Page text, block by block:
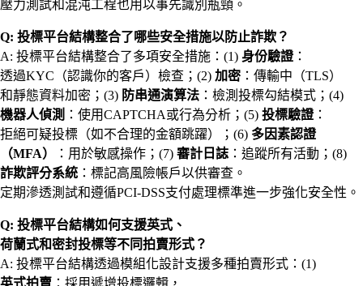
壓力測試和混沌工程也用以事先識別瓶頸。
Q: 投標平台結構整合了哪些安全措施以防止詐欺？
A: 投標平台結構整合了多項安全措施：(1) 身份驗證：
透過KYC（認識你的客戶）檢查；(2) 加密 ：傳輸中（TLS）
和靜態資料加密；(3) 防串通演算法 ：檢測投標勾結模式；(4)
機器人偵測 ：使用CAPTCHA或行為分析；(5) 投標驗證：
拒絕可疑投標（如不合理的金額跳躍）；(6) 多因素認證
（MFA）
：用於敏感操作；(7) 審計日誌 ：追蹤所有活動；(8)
詐欺評分系統 ：標記高風險帳戶以供審查。
定期滲透測試和遵循PCI-DSS支付處理標準進一步強化安全性。
Q: 投標平台結構如何支援英式、
荷蘭式和密封投標等不同拍賣形式？
A: 投標平台結構透過模組化設計支援多種拍賣形式：(1)
英式拍賣 ：採用遞增投標邏輯，